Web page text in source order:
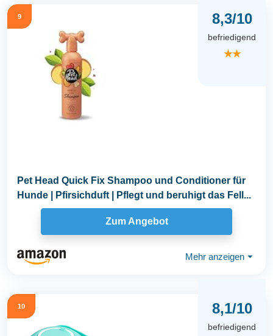
9 8,3/10
befriedigend
★★
Pet Head Quick Fix Shampoo und Conditioner für
Hunde | Pfirsichduft | Pflegt und beruhigt das Fell...
Zum Angebot
Mehr anzeigen ⏷
10 8,1/10
befriedigend